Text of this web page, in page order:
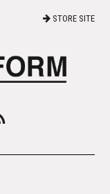
STORE SITE